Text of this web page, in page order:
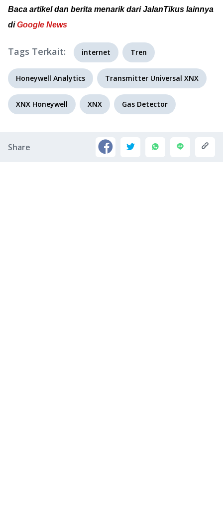
Baca artikel dan berita menarik dari JalanTikus lainnya
diGoogle News
Tags Terkait: internet Tren
Honeywell Analytics Transmitter Universal XNX
XNX Honeywell XNX Gas Detector
Share